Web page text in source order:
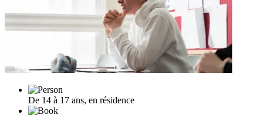
De 14 à 17 ans, en résidence